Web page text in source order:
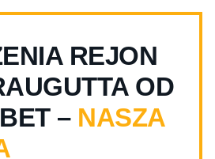
REJON
OD
– NASZA